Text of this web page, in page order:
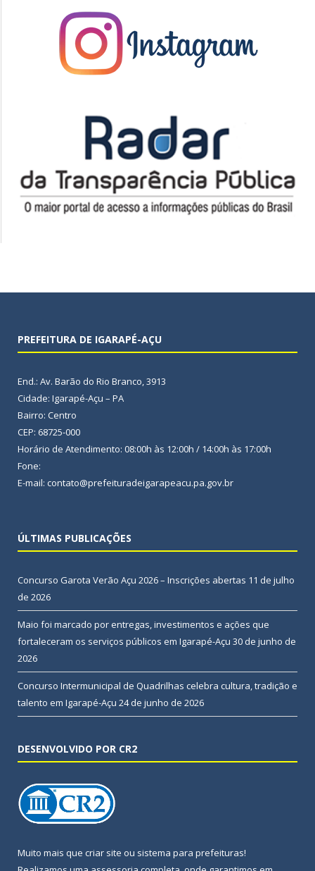
PREFEITURA DE IGARAPÉ-AÇU
End.: Av. Barão do Rio Branco, 3913
Cidade: Igarapé-Açu – PA
Bairro: Centro
CEP: 68725-000
Horário de Atendimento: 08:00h às 12:00h / 14:00h às 17:00h
Fone:
E-mail: contato@prefeituradeigarapeacu.pa.gov.br
ÚLTIMAS PUBLICAÇÕES
Concurso Garota Verão Açu 2026 – Inscrições abertas 11 de julho
de 2026
Maio foi marcado por entregas, investimentos e ações que
fortaleceram os serviços públicos em Igarapé-Açu 30 de junho de
2026
Concurso Intermunicipal de Quadrilhas celebra cultura, tradição e
talento em Igarapé-Açu 24 de junho de 2026
DESENVOLVIDO POR CR2
Muito mais que criar site ou sistema para prefeituras!